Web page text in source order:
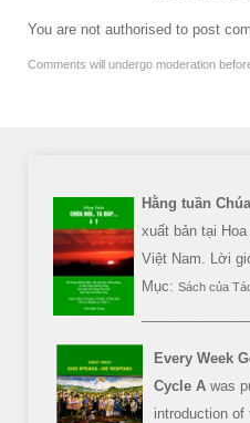
You are not authorised to post
Comments will undergo moderation
Hằng tuần
xuất bản tại
Việt Nam. Lời
Mục: Sách của
Every Week
Cycle A was
introduction of